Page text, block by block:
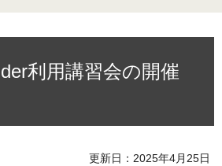
利用講習会の開催
更新日：2025年4月25日